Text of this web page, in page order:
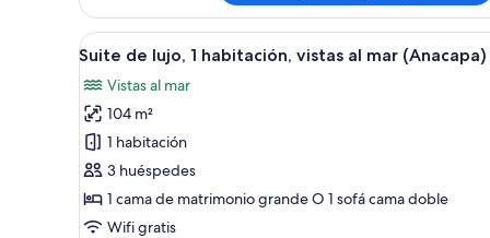
vistas
parciales
al
Abrir
todas
las
fotos
de
Suite
de
lujo,
Un salón amplio con puerta
8
Suite de lujo, 1 habitación, vistas al mar (Anacapa)
Vistas al mar
104 m²
1 habitación
3 huéspedes
1 cama de matrimonio grande O 1 sofá cama doble
Wifi gratis